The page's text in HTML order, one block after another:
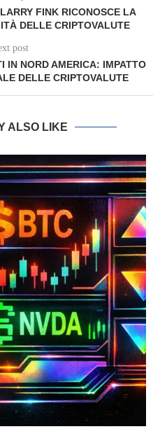
FINK RICONOSCE LA
DELLE CRIPTOVALUTE
post
IN NORD AMERICA: IMPATTO
DELLE CRIPTOVALUTE
ALSO LIKE